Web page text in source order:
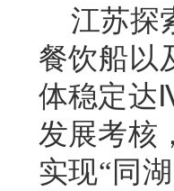
江苏探
餐饮船以
体稳定达
发展考核
实现“同